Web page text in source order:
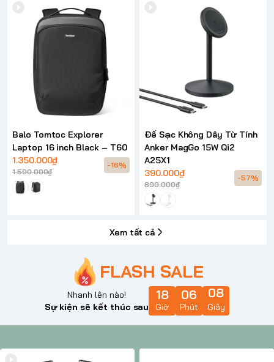
Balo Tomtoc Explorer
Laptop 16 inch Black – T60
1.350.000₫
1.590.000₫
-16%
Đế Sạc Không Dây Từ Tính
Anker MagGo 15W Qi2
A25X1
390.000₫
890.000₫
-57%
Xem tất cả
FLASH SALE
Nhanh lên nào!
Sự kiện sẽ kết thúc sau
18
Giờ Phút Giây